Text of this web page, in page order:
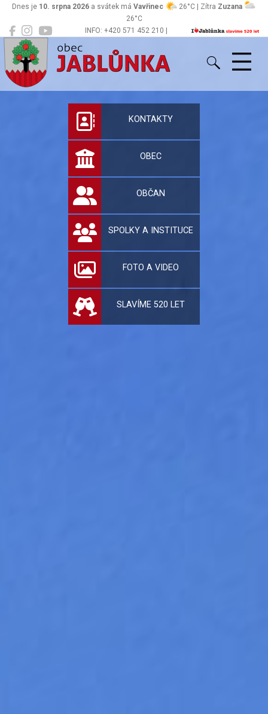
INFO: +420 571 452 210 |
Dnes je 10. srpna 2026 a svátek má Vavřinec 26°C | Zítra Zuzana
26°C
Jablůnka
Oficiální stránky
KONTAKTY
OBEC
OBČAN
SPOLKY A INSTITUCE
FOTO A VIDEO
SLAVÍME 520 LET